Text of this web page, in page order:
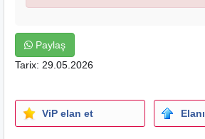
Paylaş
Tarix: 29.05.2026
ViP elan et